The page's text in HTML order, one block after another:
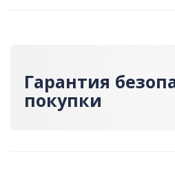
Гарантия
покупки